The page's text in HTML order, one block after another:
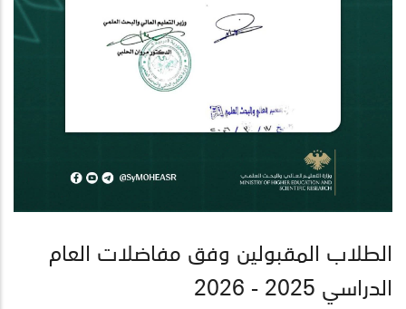
الطلاب المقبولين وفق مفاضلات العام
الدراسي 2025 - 2026